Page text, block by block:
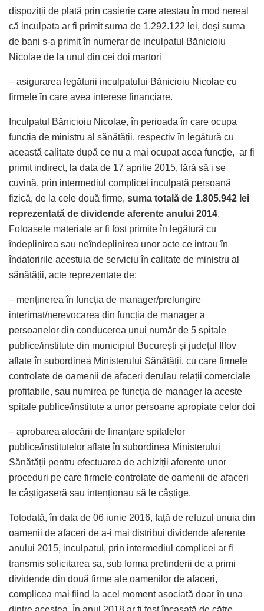
dispoziții de plată prin casierie care atestau în mod nereal
că inculpata ar fi primit suma de 1.292.122 lei, deși suma
de bani s-a primit în numerar de inculpatul Bănicioiu
Nicolae de la unul din cei doi martori
– asigurarea legăturii inculpatului Bănicioiu Nicolae cu
firmele în care avea interese financiare.
Inculpatul Bănicioiu Nicolae, în perioada în care ocupa
funcția de ministru al sănătății, respectiv în legătură cu
această calitate după ce nu a mai ocupat acea funcție, ar fi
primit indirect, la data de 17 aprilie 2015, fără să i se
cuvină, prin intermediul complicei inculpată persoană
fizică, de la cele două firme, suma totală de 1.805.942 lei
reprezentată de dividende aferente anului 2014.
Foloasele materiale ar fi fost primite în legătură cu
îndeplinirea sau neîndeplinirea unor acte ce intrau în
îndatoririle acestuia de serviciu în calitate de ministru al
sănătății, acte reprezentate de:
– menținerea în funcția de manager/prelungire
interimat/nerevocarea din funcția de manager a
persoanelor din conducerea unui număr de 5 spitale
publice/institute din municipiul București și județul Ilfov
aflate în subordinea Ministerului Sănătății, cu care firmele
controlate de oamenii de afaceri derulau relații comerciale
profitabile, sau numirea pe funcția de manager la aceste
spitale publice/institute a unor persoane apropiate celor doi
– aprobarea alocării de finanțare spitalelor
publice/institutelor aflate în subordinea Ministerului
Sănătății pentru efectuarea de achiziții aferente unor
proceduri pe care firmele controlate de oamenii de afaceri
le câștigaseră sau intenționau să le câștige.
Totodată, în data de 06 iunie 2016, față de refuzul unuia din
oamenii de afaceri de a-i mai distribui dividende aferente
anului 2015, inculpatul, prin intermediul complicei ar fi
transmis solicitarea sa, sub forma pretinderii de a primi
dividende din două firme ale oamenilor de afaceri,
complicea mai fiind la acel moment asociată doar în una